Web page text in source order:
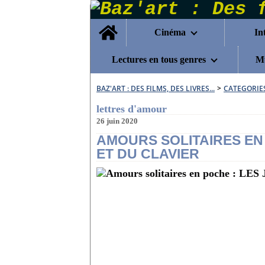
Home
Cinéma
Lectures en tous genres
BAZ'ART : DES FILMS, DES LIVRES... >
lettres d'amour
26 juin 2020
AMOURS SOLITAIRES
ET DU CLAVIER